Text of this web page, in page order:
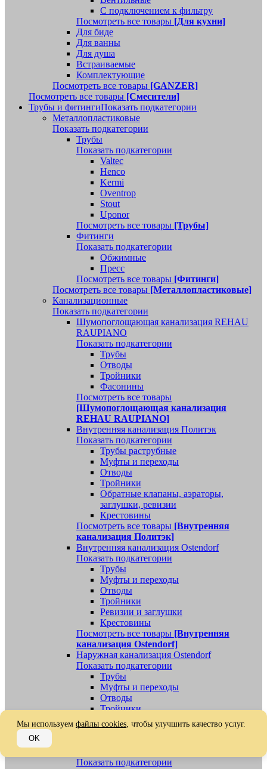
С подключением к фильтру
Посмотреть все товары [Для кухни]
Для биде
Для ванны
Для душа
Встраиваемые
Комплектующие
Посмотреть все товары [GANZER]
Посмотреть все товары [Смесители]
Трубы и фитингиПоказать подкатегории
Металлопластиковые
Показать подкатегории
Трубы
Показать подкатегории
Valtec
Henco
Kermi
Oventrop
Stout
Uponor
Посмотреть все товары [Трубы]
Фитинги
Показать подкатегории
Обжимные
Пресс
Посмотреть все товары [Фитинги]
Посмотреть все товары [Металлопластиковые]
Канализационные
Показать подкатегории
Шумопоглощающая канализация REHAU
RAUPIANO
Показать подкатегории
Трубы
Отводы
Тройники
Фасонины
Посмотреть все товары
[Шумопоглощающая канализация
REHAU RAUPIANO]
Внутренняя канализация Политэк
Показать подкатегории
Трубы раструбные
Муфты и переходы
Отводы
Тройники
Обратные клапаны, аэраторы,
заглушки, ревизии
Крестовины
Посмотреть все товары [Внутренняя
канализация Политэк]
Внутренняя канализация Ostendorf
Показать подкатегории
Трубы
Муфты и переходы
Отводы
Тройники
Ревизии и заглушки
Крестовины
Посмотреть все товары [Внутренняя
канализация Ostendorf]
Наружная канализация Ostendorf
Показать подкатегории
Трубы
Муфты и переходы
Отводы
Тройники
Ревизии, заглушки, обратные клапаны
Посмотреть все товары[Наружная
Показать подкатегории
Мы используем файлы cookies, чтобы улучшить качество услуг.
OK